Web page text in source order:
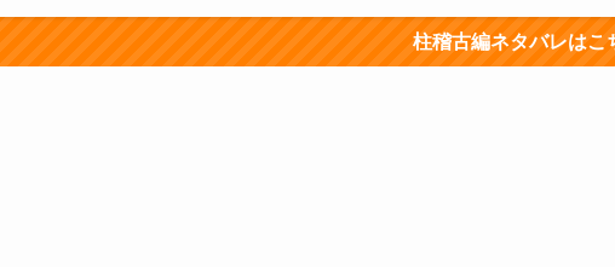
柱稽古編ネタバレはこ